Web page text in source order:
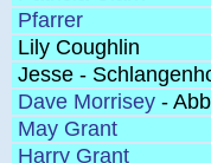
Pfarrer
Lily Coughlin
Jesse -
Dave Morrisey -
May Grant
Harry Grant